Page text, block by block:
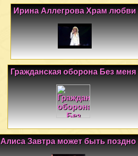
Ирина Аллегрова Храм любви
Гражданская оборона Без меня
Алиса Завтра может быть поздно